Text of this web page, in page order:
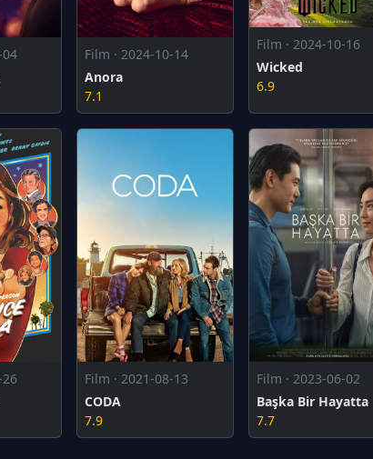
04
Film · 2024-10-14
Anora
7.1
Film · 2024-10-16
Wicked
6.9
26
Film · 2021-08-13
CODA
7.9
Film · 2023-06-02
Başka Bir Hayatta
7.7